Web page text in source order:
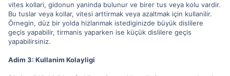
vites kollari, gidonun yaninda bulunur ve birer tus veya kolu vardir.
Bu tuslar veya kollar, vitesi arttirmak veya azaltmak için kullanilir.
Örnegin, düz bir yolda hizlanmak istediginizde büyük dislilere
geçis yapabilir, tirmanis yaparken ise küçük dislilere geçis
yapabilirsiniz.
Adim 3: Kullanim Kolayligi